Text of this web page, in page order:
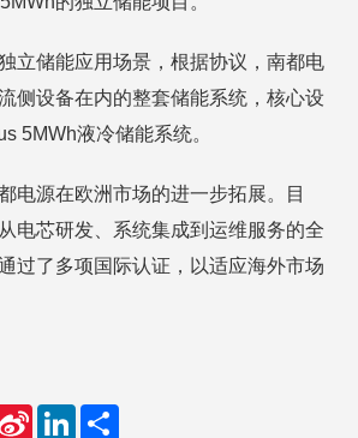
立储能应用场景，根据协议，南都电
侧设备在内的整套储能系统，核心设
5MWh液冷储能系统。
电源在欧洲市场的进一步拓展。目
电芯研发、系统集成到运维服务的全
过了多项国际认证，以适应海外市场
S
L